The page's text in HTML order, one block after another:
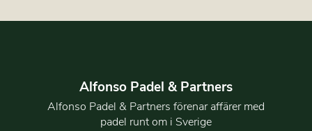
Alfonso Padel & Partners
Alfonso Padel & Partners förenar affärer med
padel runt om i Sverige